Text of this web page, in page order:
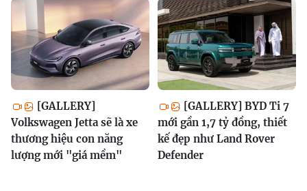
[GALLERY]
Volkswagen Jetta sẽ là xe
thương hiệu con năng
lượng mới "giá mềm"
[GALLERY] BYD Ti 7
mới gần 1,7 tỷ đồng, thiết
kế đẹp như Land Rover
Defender